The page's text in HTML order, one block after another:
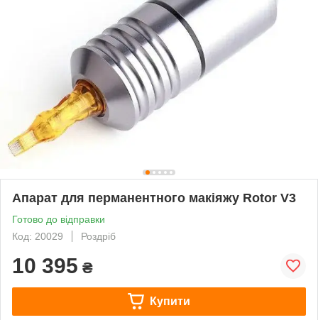
Апарат для перманентного макіяжу Rotor V3
Готово до відправки
Код: 20029
Роздріб
10 395 ₴
Купити